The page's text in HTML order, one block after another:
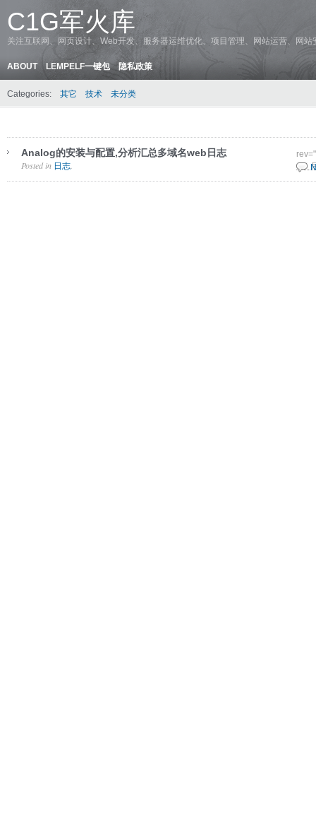
C1G军火库
关注互联网、网页设计、Web开发、服务器运维优化、项目管理、网站运营、网
ABOUT LEMPELF一键包 隐私政策
Categories: 其它 技术 未分类
Analog的安装与配置,分析汇总多域名web日志
8 8
Posted in 日志